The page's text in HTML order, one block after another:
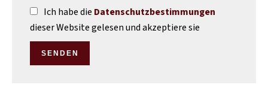
Ich habe die Datenschutzbestimmungen
dieser Website gelesen und akzeptiere sie
SENDEN